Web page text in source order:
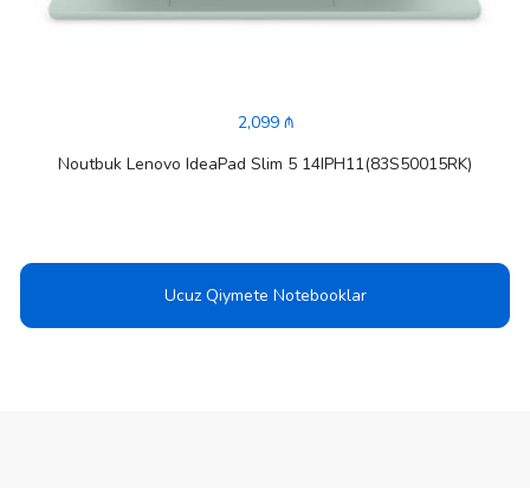
2,099 ₼
Noutbuk Lenovo IdeaPad Slim 5 14IPH11(83S50015RK)
Ucuz Qiymete Notebooklar